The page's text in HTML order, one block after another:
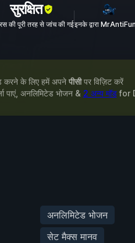
सुरक्षित
की पूरी तरह से जांच की गईइनके द्वारा
करने के लिए हमें अपने पीसीपर विज़िट करें
पाएं, अनलिमिटेड भोजन & 2 अन्य मॉडfor
अनलिमिटेड भोजन
सेट मैक्स मानव